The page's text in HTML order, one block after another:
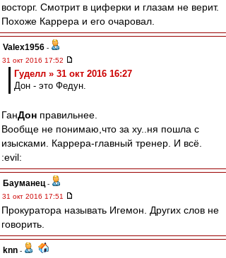
восторг. Смотрит в циферки и глазам не верит.
Похоже Каррера и его очаровал.
Valex1956 -
31 окт 2016 17:52
Гуделл » 31 окт 2016 16:27
Дон - это Федун.
ГанДон правильнее.
Вообще не понимаю,что за ху..ня пошла с
изысками. Каррера-главный тренер. И всё.
:evil:
Бауманец -
31 окт 2016 17:51
Прокуратора называть Игемон. Других слов не
говорить.
knn -